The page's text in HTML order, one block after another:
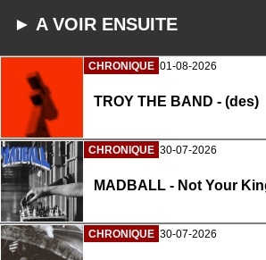
► A VOIR ENSUITE
CHRONIQUE 01-08-2026
TROY THE BAND - (des)
CHRONIQUE 30-07-2026
MADBALL - Not Your
CHRONIQUE 30-07-2026